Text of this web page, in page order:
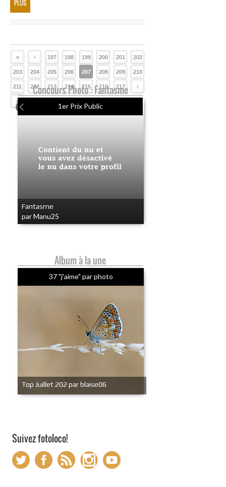
PLUS
« ‹ 197 198 199 200 201 202
203 204 205 206 207 208 209 210
211 212 213 214 215 216 217 ›
»
Concours Photo : Fantasme
1er Prix Public
Fantasme
par Manu25
Album à la une
37 "j'aime" par photo
Top Juillet 202 par blaise06
Suivez fotoloco!